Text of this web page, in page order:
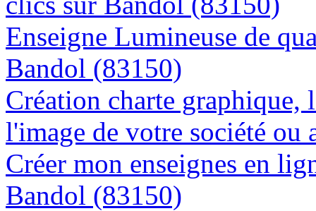
Enseigne Lumineuse de
Bandol (83150)
Création charte graphique,
l'image de votre société
Créer mon enseignes en
Bandol (83150)